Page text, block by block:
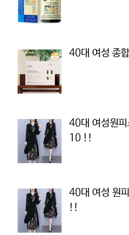
40대 여성 종
40대 여성원
10 !!
40대 여성 원
!!